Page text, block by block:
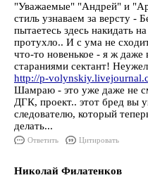
"Уважаемые" "Андрей" и
стиль узнаваем за версту -
пытаетесь здесь накидать
протухло.. И с ума не
что-то новенькое - я ж
стараниями сектант!
http://p-
Шамраю - это уже даже не
ДГК, проект.. этот бред вы
следователю, который
делать...
Ответить Цитировать
Николай Филатенков